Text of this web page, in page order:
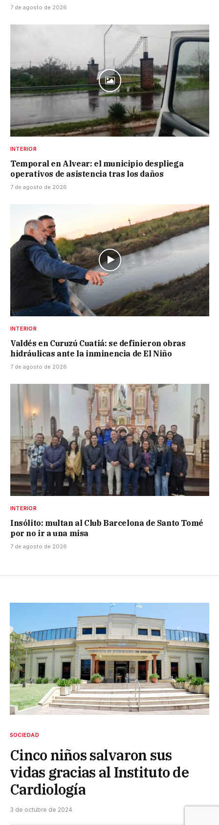
7 de agosto de 2026
INTERIOR
Temporal en Alvear: el municipio despliega
operativos de asistencia tras los daños
7 de agosto de 2026
INTERIOR
Valdés en Curuzú Cuatiá: se definieron obras
hidráulicas ante la inminencia de El Niño
7 de agosto de 2026
INTERIOR
Insólito: multan al Club Barcelona de Santo Tomé
por no ir a una misa
7 de agosto de 2026
SOCIEDAD
Cinco niños salvaron sus
vidas gracias al Instituto de
Cardiología
3 de octubre de 2024